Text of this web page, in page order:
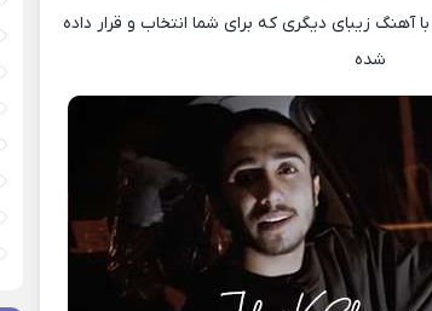
زیبای دیگری که برای شما انتخاب و قرار داده
شده